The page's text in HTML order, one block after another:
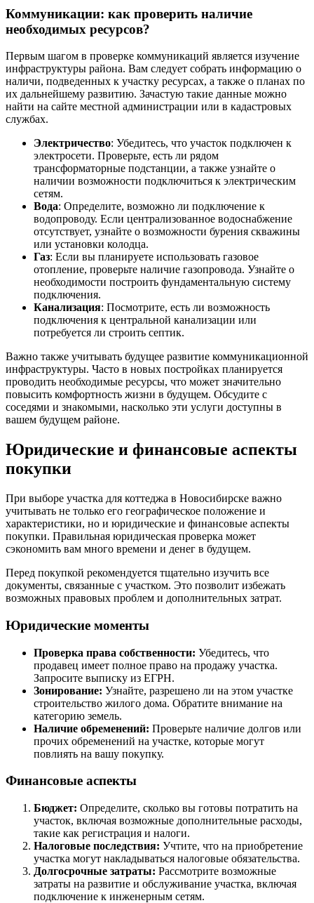
Коммуникации: как проверить наличие
необходимых ресурсов?
Первым шагом в проверке коммуникаций является изучение
инфраструктуры района. Вам следует собрать информацию о
наличи, подведенных к участку ресурсах, а также о планах по
их дальнейшему развитию. Зачастую такие данные можно
найти на сайте местной администрации или в кадастровых
службах.
Электричество: Убедитесь, что участок подключен к
электросети. Проверьте, есть ли рядом
трансформаторные подстанции, а также узнайте о
наличии возможности подключиться к электрическим
сетям.
Вода: Определите, возможно ли подключение к
водопроводу. Если централизованное водоснабжение
отсутствует, узнайте о возможности бурения скважины
или установки колодца.
Газ: Если вы планируете использовать газовое
отопление, проверьте наличие газопровода. Узнайте о
необходимости построить фундаментальную систему
подключения.
Канализация: Посмотрите, есть ли возможность
подключения к центральной канализации или
потребуется ли строить септик.
Важно также учитывать будущее развитие коммуникационной
инфраструктуры. Часто в новых постройках планируется
проводить необходимые ресурсы, что может значительно
повысить комфортность жизни в будущем. Обсудите с
соседями и знакомыми, насколько эти услуги доступны в
вашем будущем районе.
Юридические и финансовые аспекты
покупки
При выборе участка для коттеджа в Новосибирске важно
учитывать не только его географическое положение и
характеристики, но и юридические и финансовые аспекты
покупки. Правильная юридическая проверка может
сэкономить вам много времени и денег в будущем.
Перед покупкой рекомендуется тщательно изучить все
документы, связанные с участком. Это позволит избежать
возможных правовых проблем и дополнительных затрат.
Юридические моменты
Проверка права собственности: Убедитесь, что
продавец имеет полное право на продажу участка.
Запросите выписку из ЕГРН.
Зонирование: Узнайте, разрешено ли на этом участке
строительство жилого дома. Обратите внимание на
категорию земель.
Наличие обременений: Проверьте наличие долгов или
прочих обременений на участке, которые могут
повлиять на вашу покупку.
Финансовые аспекты
Бюджет: Определите, сколько вы готовы потратить на
участок, включая возможные дополнительные расходы,
такие как регистрация и налоги.
Налоговые последствия: Учтите, что на приобретение
участка могут накладываться налоговые обязательства.
Долгосрочные затраты: Рассмотрите возможные
затраты на развитие и обслуживание участка, включая
подключение к инженерным сетям.